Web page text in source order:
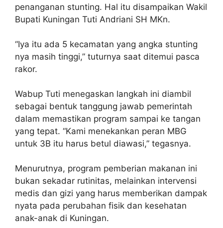
penanganan stunting. Hal itu disampaikan Wakil
Bupati Kuningan Tuti Andriani SH MKn.
“Iya itu ada 5 kecamatan yang angka stunting
nya masih tinggi,” tuturnya saat ditemui pasca
rakor.
Wabup Tuti menegaskan langkah ini diambil
sebagai bentuk tanggung jawab pemerintah
dalam memastikan program sampai ke tangan
yang tepat. “Kami menekankan peran MBG
untuk 3B itu harus betul diawasi,” tegasnya.
Menurutnya, program pemberian makanan ini
bukan sekadar rutinitas, melainkan intervensi
medis dan gizi yang harus memberikan dampak
nyata pada perubahan fisik dan kesehatan
anak-anak di Kuningan.